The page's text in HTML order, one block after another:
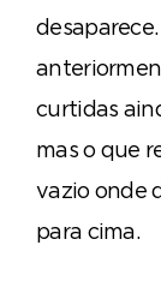
curtidas
mas o que
vazio onde
para cima.